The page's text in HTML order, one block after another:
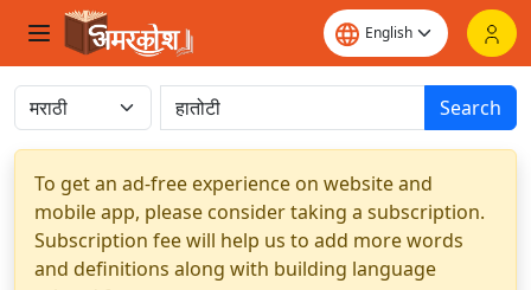
Search
To get an ad-free experience on website and
mobile app, please consider taking a subscription.
Subscription fee will help us to add more words
and definitions along with building language